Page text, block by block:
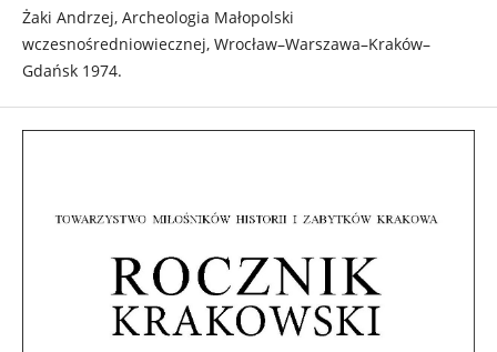
Żaki Andrzej, Archeologia Małopolski
wczesnośredniowiecznej, Wrocław–Warszawa–Kraków–
Gdańsk 1974.